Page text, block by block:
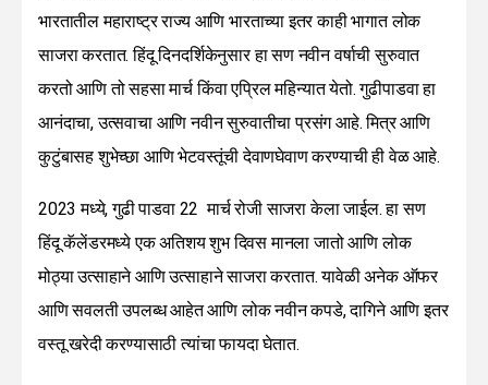
भारतातील महाराष्ट्र राज्य आणि भारताच्या इतर काही भागात लोक
साजरा करतात. हिंदू दिनदर्शिकेनुसार हा सण नवीन वर्षाची सुरुवात
करतो आणि तो सहसा मार्च किंवा एप्रिल महिन्यात येतो. गुढीपाडवा हा
आनंदाचा, उत्सवाचा आणि नवीन सुरुवातीचा प्रसंग आहे. मित्र आणि
कुटुंबासह शुभेच्छा आणि भेटवस्तूंची देवाणघेवाण करण्याची ही वेळ आहे.
2023 मध्ये, गुढी पाडवा 22 मार्च रोजी साजरा केला जाईल. हा सण
हिंदू कॅलेंडरमध्ये एक अतिशय शुभ दिवस मानला जातो आणि लोक
मोठ्या उत्साहाने आणि उत्साहाने साजरा करतात. यावेळी अनेक ऑफर
आणि सवलती उपलब्ध आहेत आणि लोक नवीन कपडे, दागिने आणि इतर
वस्तू खरेदी करण्यासाठी त्यांचा फायदा घेतात.